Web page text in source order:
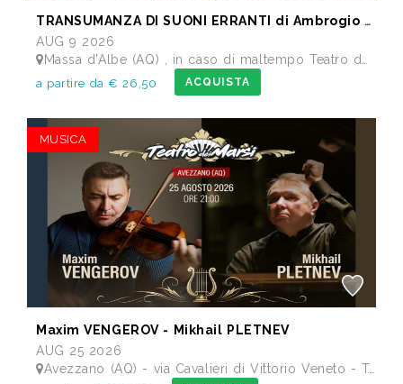
TRANSUMANZA DI SUONI ERRANTI di Ambrogio Sparagna
AUG 9 2026
Massa d'Albe (AQ) , in caso di maltempo Teatro dei Marsi Avezzano AQ - Anfiteatro Romano di Alba Fucens
a partire da € 26,50 ACQUISTA
MUSICA
Maxim VENGEROV - Mikhail PLETNEV
AUG 25 2026
Avezzano (AQ) - via Cavalieri di Vittorio Veneto - Teatro dei Marsi